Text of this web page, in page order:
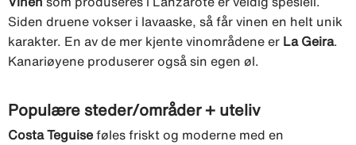
Siden druene vokser i lavaaske, så får vinen en helt unik
karakter. En av de mer kjente vinområdene er
La Geira
Kanariøyene produserer også sin egen øl.
Populære steder/områder + uteliv
Costa Teguise føles friskt og moderne med en